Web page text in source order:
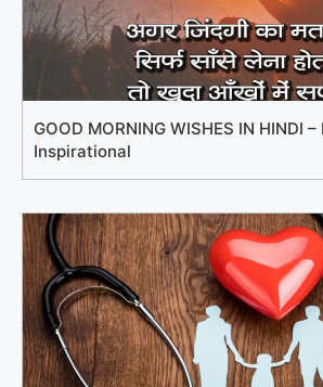
GOOD MORNING WISHES IN HINDI
Inspirational